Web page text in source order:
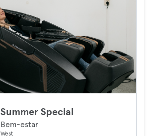
Summer Special
Bem-estar
West